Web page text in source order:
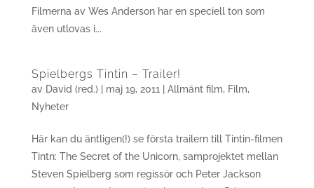
Filmerna av Wes Anderson har en speciell ton som
även utlovas i...
Spielbergs Tintin – Trailer!
av David (red.)| maj 19, 2011 Allmänt film, Film,
Nyheter
Här kan du äntligen(!) se första trailern till Tintin-filmen
Tintn: The Secret of the Unicorn, samprojektet mellan
Steven Spielberg som regissör och Peter Jackson